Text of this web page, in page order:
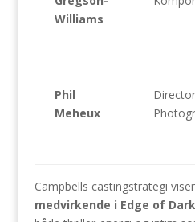
Williams
Phil
Meheux
Campbells castingstrategi
medvirkende i Edge of